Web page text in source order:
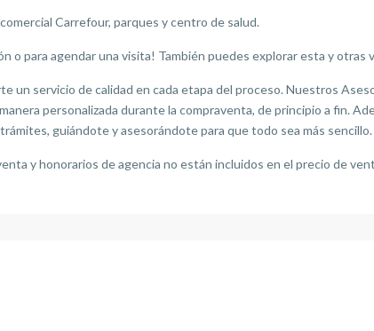
Carrefour, parques y centro de salud.
o para agendar una visita! También puedes explorar esta y
un servicio de calidad en cada etapa del proceso. Nuestros
personalizada durante la compraventa, de principio a fin.
guiándote y asesorándote para que todo sea más sencillo.
y honorarios de agencia no están incluidos en el precio de